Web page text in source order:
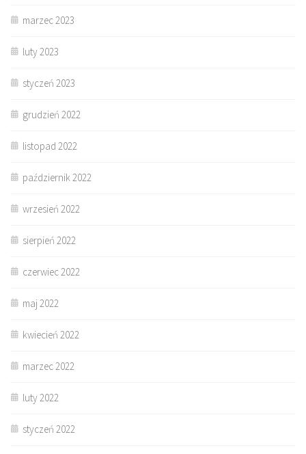
marzec 2023
luty 2023
styczeń 2023
grudzień 2022
listopad 2022
październik 2022
wrzesień 2022
sierpień 2022
czerwiec 2022
maj 2022
kwiecień 2022
marzec 2022
luty 2022
styczeń 2022